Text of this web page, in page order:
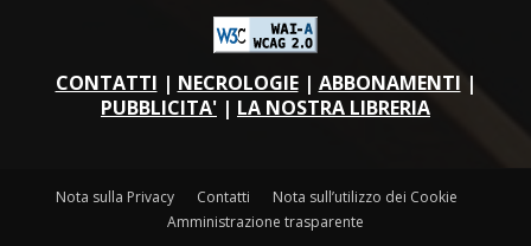
CONTATTI | NECROLOGIE| ABBONAMENTI |
PUBBLICITA' | LA NOSTRA LIBRERIA
Nota sulla Privacy Contatti
Nota sull’utilizzo dei Cookie
Amministrazione trasparente